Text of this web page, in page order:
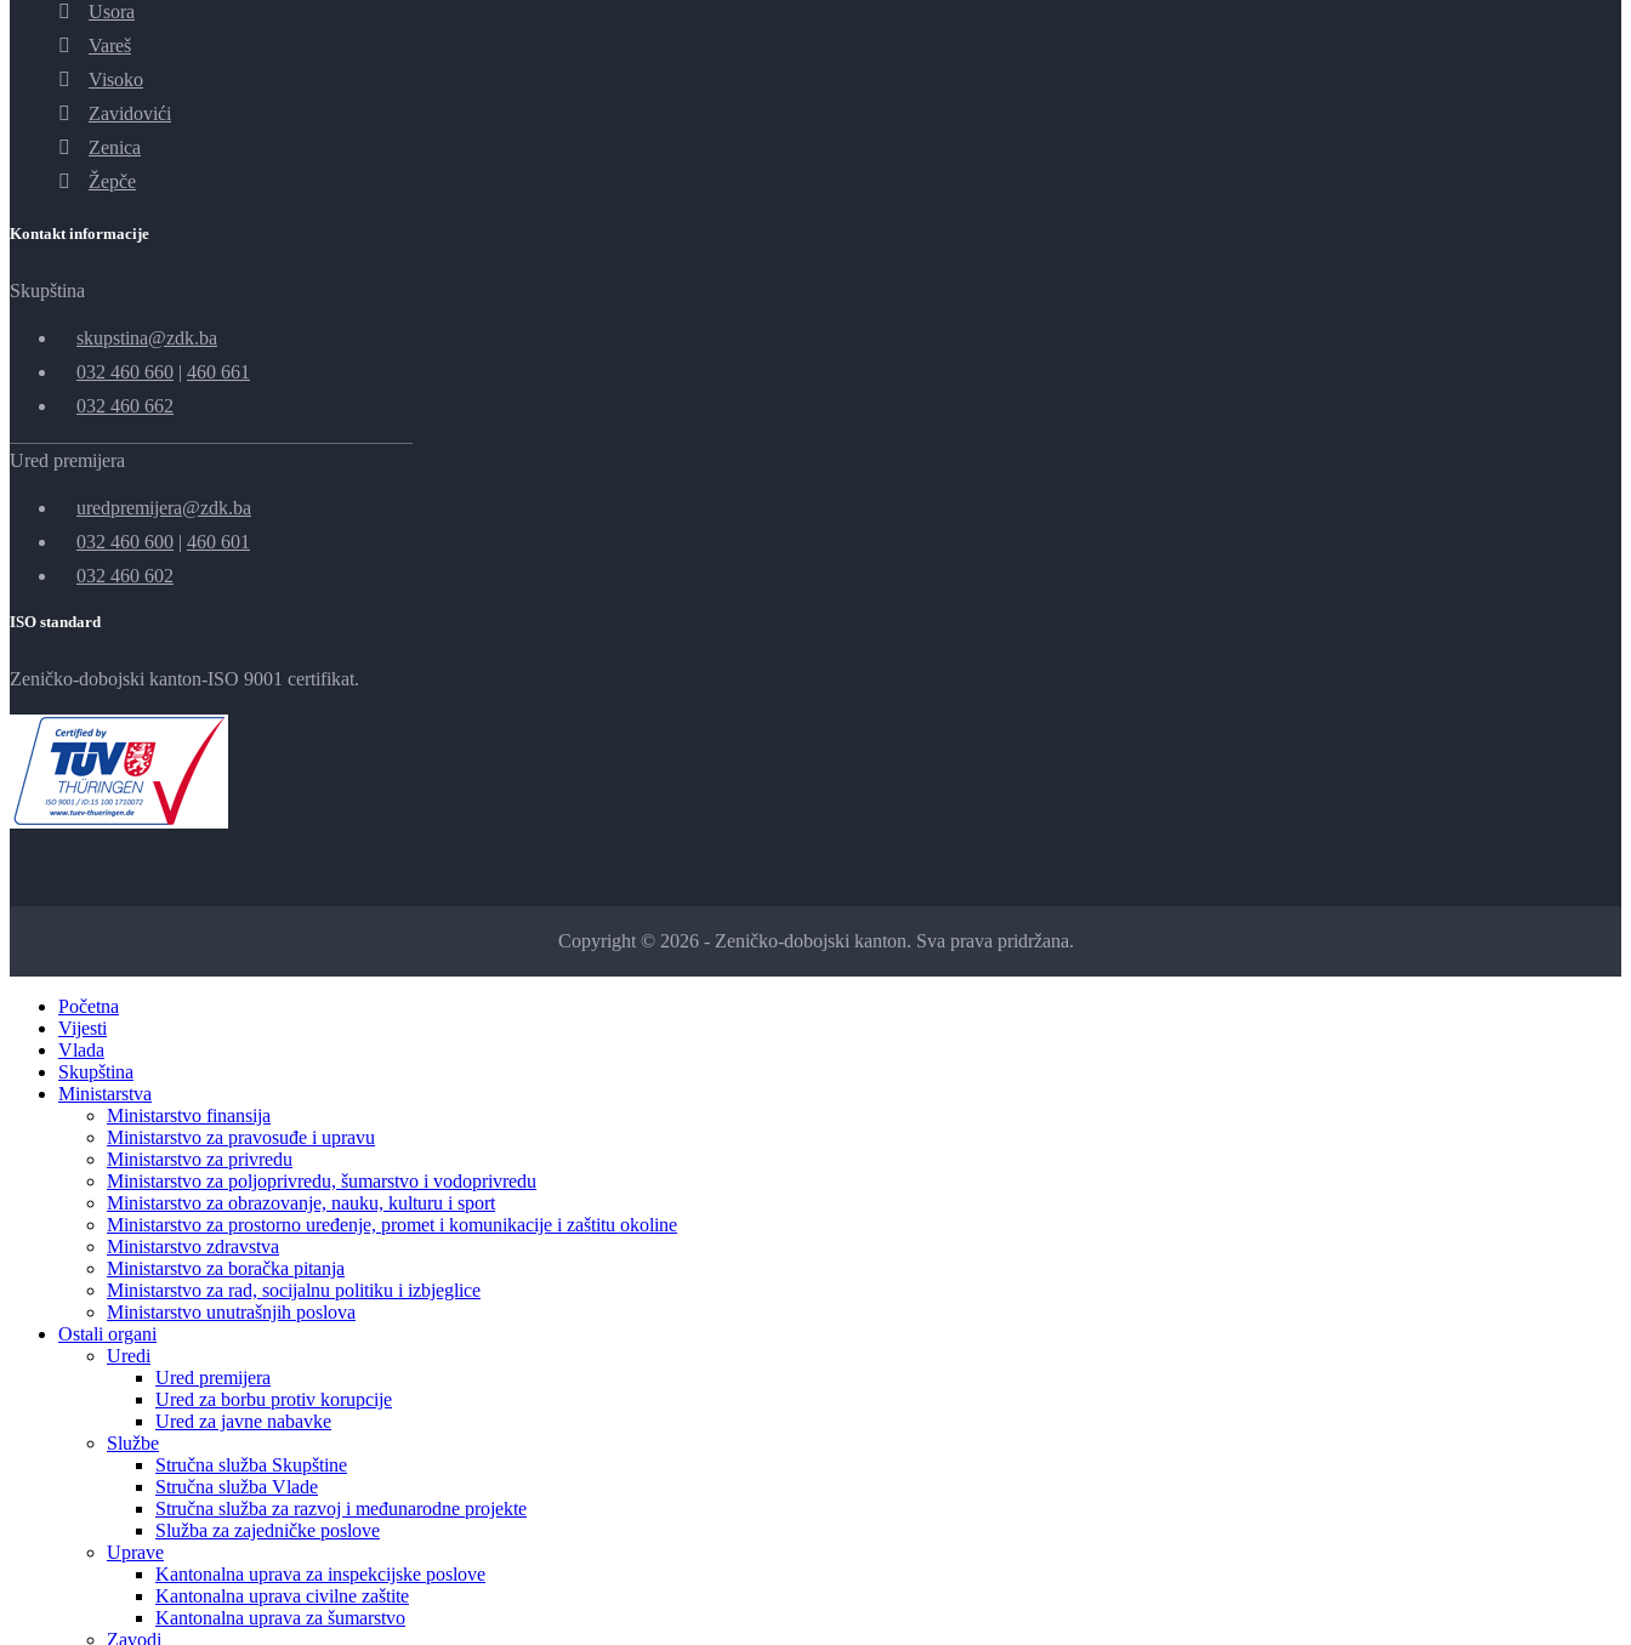
Usora
Vareš
Visoko
Zavidovići
Zenica
Žepče
Kontakt informacije
Skupština
skupstina@zdk.ba
032 460 660 | 460 661
032 460 662
Ured premijera
uredpremijera@zdk.ba
032 460 600 | 460 601
032 460 602
ISO standard
Zeničko-dobojski kanton-ISO 9001 certifikat.
Copyright © 2026 - Zeničko-dobojski kanton. Sva prava pridržana.
Početna
Vijesti
Vlada
Skupština
Ministarstva
Ministarstvo finansija
Ministarstvo za pravosuđe i upravu
Ministarstvo za privredu
Ministarstvo za poljoprivredu, šumarstvo i vodoprivredu
Ministarstvo za obrazovanje, nauku, kulturu i sport
Ministarstvo za prostorno uređenje, promet i komunikacije i zaštitu okoline
Ministarstvo zdravstva
Ministarstvo za boračka pitanja
Ministarstvo za rad, socijalnu politiku i izbjeglice
Ministarstvo unutrašnjih poslova
Ostali organi
Uredi
Ured premijera
Ured za borbu protiv korupcije
Ured za javne nabavke
Službe
Stručna služba Skupštine
Stručna služba Vlade
Stručna služba za razvoj i međunarodne projekte
Služba za zajedničke poslove
Uprave
Kantonalna uprava za inspekcijske poslove
Kantonalna uprava civilne zaštite
Kantonalna uprava za šumarstvo
Zavodi